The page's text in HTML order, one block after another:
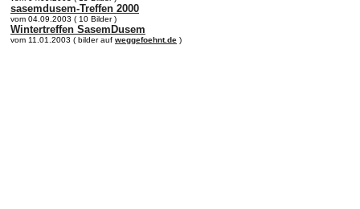
sasemdusem-Treffen 2000
vom 04.09.2003 ( 10 Bilder )
Wintertreffen SasemDusem
vom 11.01.2003 ( bilder auf weggefoehnt.de )